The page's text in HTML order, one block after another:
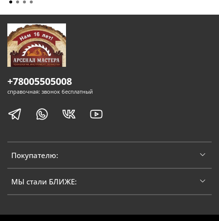
Покупателю:
МЫ стали БЛИЖЕ:
+78005505008
справочная: звонок бесплатный